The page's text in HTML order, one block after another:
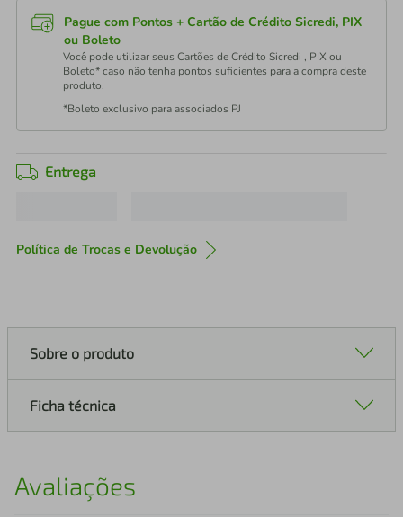
Pague com Pontos + Cartão de Crédito Sicredi, PIX
ou Boleto
Você pode utilizar seus Cartões de Crédito Sicredi , PIX ou
Boleto* caso não tenha pontos suficientes para a compra deste
produto.
*Boleto exclusivo para associados PJ
Entrega
Política de Trocas e Devolução
Sobre o produto
Ficha técnica
Avaliações